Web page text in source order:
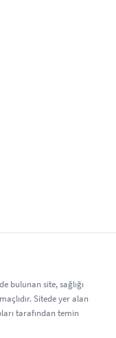
bulunan site, sağlığı
Sitede yer alan
tarafından temin